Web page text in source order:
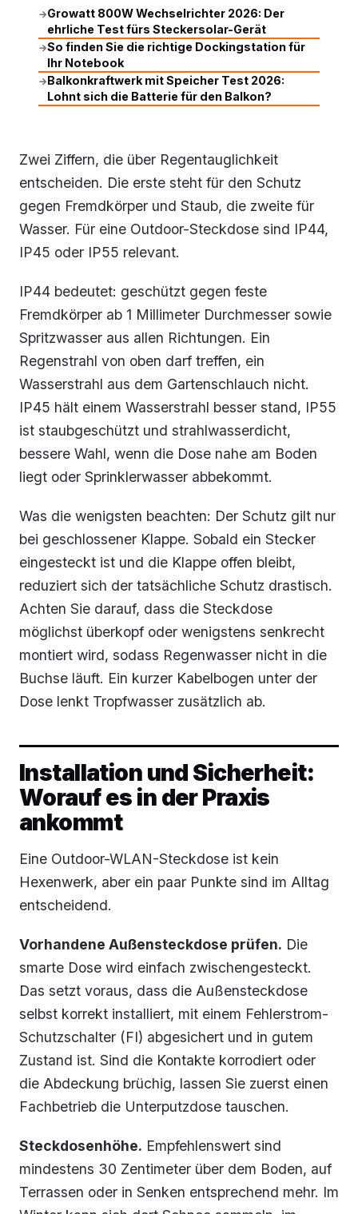
→Growatt 800W Wechselrichter 2026: Der
ehrliche Test fürs Steckersolar-Gerät
→So finden Sie die richtige Dockingstation für
Ihr Notebook
→Balkonkraftwerk mit Speicher Test 2026:
Lohnt sich die Batterie für den Balkon?
Zwei Ziffern, die über Regentauglichkeit
entscheiden. Die erste steht für den Schutz
gegen Fremdkörper und Staub, die zweite für
Wasser. Für eine Outdoor-Steckdose sind IP44,
IP45 oder IP55 relevant.
IP44 bedeutet: geschützt gegen feste
Fremdkörper ab 1 Millimeter Durchmesser sowie
Spritzwasser aus allen Richtungen. Ein
Regenstrahl von oben darf treffen, ein
Wasserstrahl aus dem Gartenschlauch nicht.
IP45 hält einem Wasserstrahl besser stand, IP55
ist staubgeschützt und strahlwasserdicht,
bessere Wahl, wenn die Dose nahe am Boden
liegt oder Sprinklerwasser abbekommt.
Was die wenigsten beachten: Der Schutz gilt nur
bei geschlossener Klappe. Sobald ein Stecker
eingesteckt ist und die Klappe offen bleibt,
reduziert sich der tatsächliche Schutz drastisch.
Achten Sie darauf, dass die Steckdose
möglichst überkopf oder wenigstens senkrecht
montiert wird, sodass Regenwasser nicht in die
Buchse läuft. Ein kurzer Kabelbogen unter der
Dose lenkt Tropfwasser zusätzlich ab.
Installation und Sicherheit:
Worauf es in der Praxis
ankommt
Eine Outdoor-WLAN-Steckdose ist kein
Hexenwerk, aber ein paar Punkte sind im Alltag
entscheidend.
Vorhandene Außensteckdose prüfen. Die
smarte Dose wird einfach zwischengesteckt.
Das setzt voraus, dass die Außensteckdose
selbst korrekt installiert, mit einem Fehlerstrom-
Schutzschalter (FI) abgesichert und in gutem
Zustand ist. Sind die Kontakte korrodiert oder
die Abdeckung brüchig, lassen Sie zuerst einen
Fachbetrieb die Unterputzdose tauschen.
Steckdosenhöhe. Empfehlenswert sind
mindestens 30 Zentimeter über dem Boden, auf
Terrassen oder in Senken entsprechend mehr. Im